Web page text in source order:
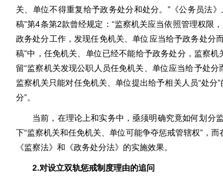
关、单位不得重复给予政务处分和处分。”《公务员法
稿”第4条第2款曾经规定：“监察机关应当依照管理权限
政务处分工作，发现任免机关、单位应当给予政务处分
稿”中，任免机关、单位已经不能给予政务处分，监察
留“监察机关发现公职人员任免机关、单位应当给予处
监察机关只能对任免机关、单位提出给予相关人员“处
分”。
当前，在理论上和实务中，亟须明确究竟如何划分
下“监察机关和任免机关、单位可能争夺惩戒管辖权”，
《监察法》和《政务处分法》的实施效果。
2.对设立双轨惩戒制度理由的追问